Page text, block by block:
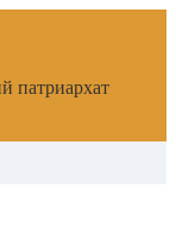
патриархат